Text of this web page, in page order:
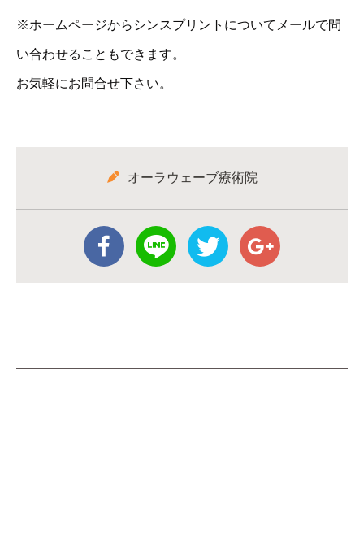
※ホームページからシンスプリントについてメールで問
い合わせることもできます。
お気軽にお問合せ下さい。
オーラウェーブ療術院